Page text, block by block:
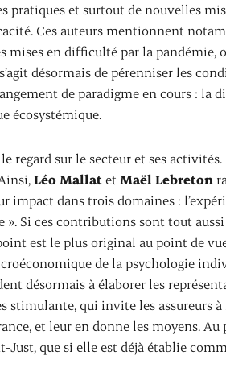
pratiques et surtout de nouvelles
Ces auteurs mentionnent
mises en difficulté par la pandémie,
désormais de pérenniser les
de paradigme en cours : la
écosystémique.
regard sur le secteur et ses
Léo Mallatet Maël Lebreton
impact dans trois domaines :
». Si ces contributions sont tout
est le plus original au point de
de la psychologie
désormais à élaborer les
stimulante, qui invite les assureurs
et leur en donne les moyens.
Just, que si elle est déjà établie